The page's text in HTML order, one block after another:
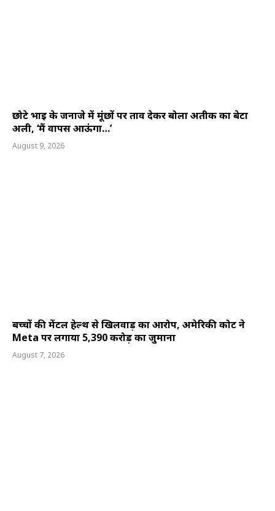
छोटे भाई के जनाजे में मूंछों पर ताव देकर बोला अतीक का बेटा
अली, ‘मैं वापस आऊंगा…’
August 9, 2026
बच्चों की मेंटल हेल्थ से खिलवाड़ का आरोप, अमेरिकी कोर्ट ने
Meta पर लगाया 5,390 करोड़ का जुर्माना
August 7, 2026